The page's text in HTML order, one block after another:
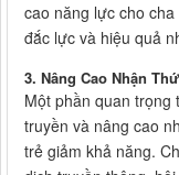
cao năng lực cho
đắc lực và hiệu quả
3. Nâng Cao Nhận
Một phần quan trọng
truyền và nâng cao
trẻ giảm khả năng.